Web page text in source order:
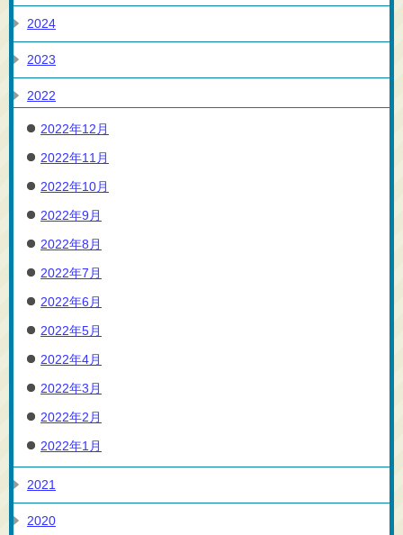
2024
2023
2022
2022年12月
2022年11月
2022年10月
2022年9月
2022年8月
2022年7月
2022年6月
2022年5月
2022年4月
2022年3月
2022年2月
2022年1月
2021
2020